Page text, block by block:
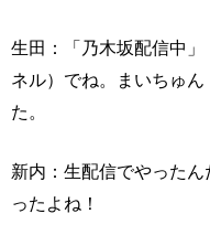
生田：「乃木坂配信中
ネル）でね。まいちゅ
た。
新内：生配信でやった
ったよね！